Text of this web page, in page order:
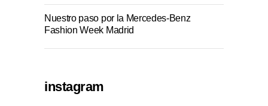
Nuestro paso por la Mercedes-Benz
Fashion Week Madrid
instagram